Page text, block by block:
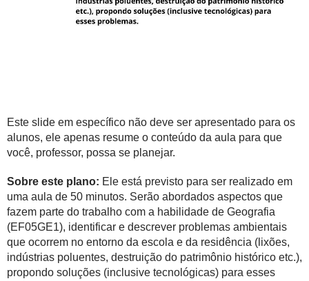
Este slide em específico não deve ser apresentado para os
alunos, ele apenas resume o conteúdo da aula para que
você, professor, possa se planejar.
Sobre este plano: Ele está previsto para ser realizado em
uma aula de 50 minutos. Serão abordados aspectos que
fazem parte do trabalho com a habilidade de Geografia
(EF05GE1), identificar e descrever problemas ambientais
que ocorrem no entorno da escola e da residência (lixões,
indústrias poluentes, destruição do patrimônio histórico etc.),
propondo soluções (inclusive tecnológicas) para esses